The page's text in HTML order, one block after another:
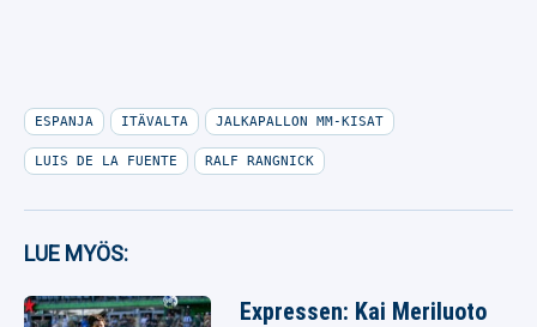
ESPANJA ITÄVALTA JALKAPALLON MM-KISAT
LUIS DE LA FUENTE RALF RANGNICK
LUE MYÖS:
Expressen: Kai Meriluoto